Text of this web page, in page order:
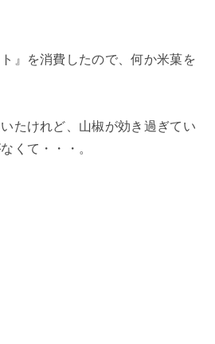
』を消費したので、何か米菓を
たけれど、山椒が効き過ぎてい
くて・・・。